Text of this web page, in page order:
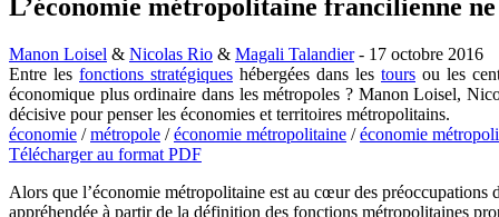
L’économie métropolitaine francilienne
Manon Loisel & Nicolas Rio & Magali Talandier- 17 octobre 2016
Entre les fonctions stratégiques hébergées dans les tours ou les
économique plus ordinaire dans les métropoles ? Manon Loisel,
décisive pour penser les économies et territoires métropolitains.
économie /métropole /économie métropolitaine /économie
Télécharger au format PDF
Alors que l’économie métropolitaine est au cœur des
appréhendée à partir de la définition des fonctions métropolitaines